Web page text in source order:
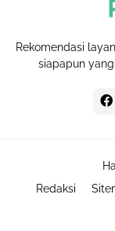
Rekomendasi
siapapun
Redaksi